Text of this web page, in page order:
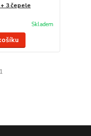
3 čepele
Skladem